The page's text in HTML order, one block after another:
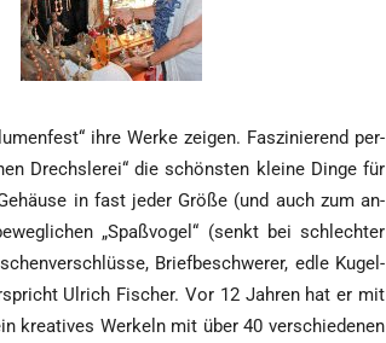
ihre Wer­ke zei­gen. Fas­zi­nie­rend per­
Drechs­le­rei“ die schöns­ten klei­ne Din­ge für
in fast jeder Grö­ße (und auch zum an-
„Spaß­vo­gel“ (senkt bei schlech­ter
Brief­be­schwe­rer, edle Kugel­
Ulrich Fischer. Vor 12 Jah­ren hat er mit
krea­ti­ves Wer­keln mit über 40 ver­schie­de­nen